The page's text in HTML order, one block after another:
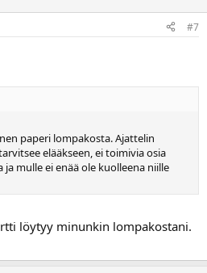
#7
paperi lompakosta. Ajattelin
elääkseen, ei toimivia osia
mulle ei enää ole kuolleena niille
löytyy minunkin lompakostani.